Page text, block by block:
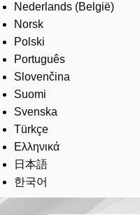
Nederlands (België)
Norsk
Polski
Português
Slovenčina
Suomi
Svenska
Türkçe
Ελληνικά
日本語
한국어